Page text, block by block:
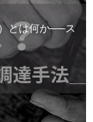
とは何か──ス